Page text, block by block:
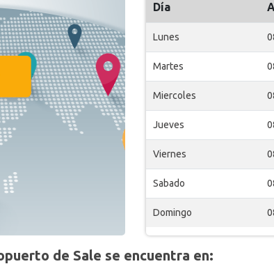
Día
Lunes
Martes
Miercoles
Jueves
Viernes
Sabado
Domingo
de Sale se encuentra en: